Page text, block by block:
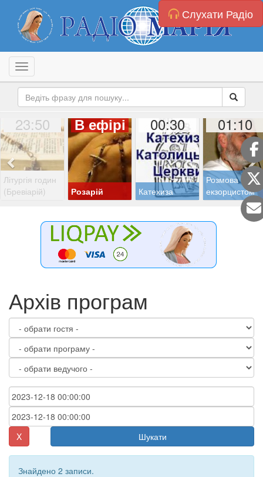
Слухати Радіо
Toggle navigation
23:50
Літургія годин
(Бревіарій)
В ефірі
Розарій
00:30
Катехиза
01:10
Розмова з
екзорцистом
Архів програм
X Шукати
Знайдено 2 записи.